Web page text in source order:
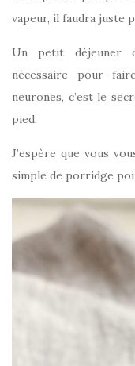
vapeur, il faudra juste
Un petit déjeuner
nécessaire pour
neurones, c’est le
pied.
J’espère que vous
simple de porridge